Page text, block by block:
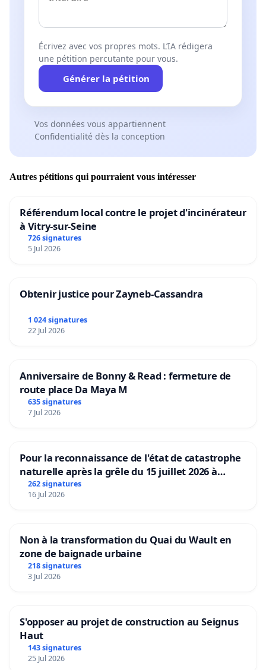
Écrivez avec vos propres mots. L’IA rédigera
une pétition percutante pour vous.
Générer la pétition
Vos données vous appartiennent
Confidentialité dès la conception
Autres pétitions qui pourraient vous intéresser
Référendum local contre le projet d'incinérateur
à Vitry-sur-Seine
726 signatures
5 Jul 2026
Obtenir justice pour Zayneb-Cassandra
1 024 signatures
22 Jul 2026
Anniversaire de Bonny & Read : fermeture de
route place Da Maya M
635 signatures
7 Jul 2026
Pour la reconnaissance de l'état de catastrophe
naturelle après la grêle du 15 juillet 2026 à
Aubenas et ses alentours
262 signatures
16 Jul 2026
Non à la transformation du Quai du Wault en
zone de baignade urbaine
218 signatures
3 Jul 2026
S'opposer au projet de construction au Seignus
Haut
143 signatures
25 Jul 2026